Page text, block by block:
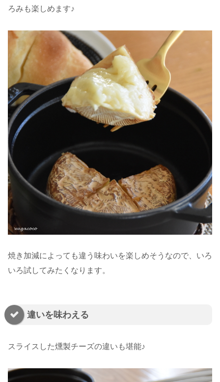
ろみも楽しめます♪
焼き加減によっても違う味わいを楽しめそうなので、いろ
いろ試してみたくなります。
違いを味わえる
スライスした燻製チーズの違いも堪能♪